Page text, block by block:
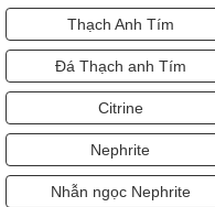
Thạch Anh Tím
Đá Thạch anh Tím
Citrine
Nephrite
Nhẫn ngọc Nephrite